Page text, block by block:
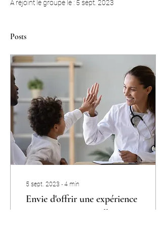
A rejoint le groupe le : 5 sept. 2023
Posts
5 sept. 2023 ∙ 4 min
Envie d'offrir une expérience
patient exceptionnelle ?